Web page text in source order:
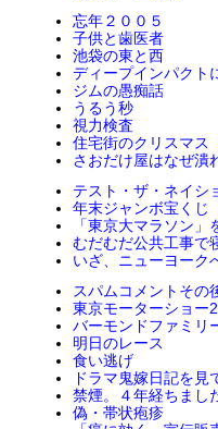
忘年２００５
子供と歯医者
池袋の東と西
ディープインパクト
ジムの愚痴話
うるう秒
視力検査
住宅街のクリスマス
さおだけ屋はなぜ潰
テスト・ザ・ネイシ
年末ジャンボ宝くじ
「東京大マラソン
むだむだ公共工事で
いざ、ニューヨーク
スパムコメントその
東京モーターショー
バーモンドファミリ
明日のレース
食い逃げ
ドラマ鬼嫁日記を見
禁煙。４年経ちまし
偽・帯状疱疹